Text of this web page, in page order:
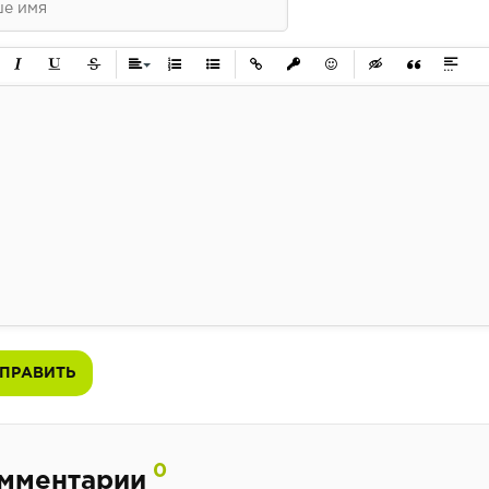
КурсивПодчеркнутый
ЗачеркнутыйВыравнивание
Нумерованный список
Маркированный список
Вставить ссылку
Вставить защищенную
Вставить смайлик
Вставка скрытого
Вставка
0